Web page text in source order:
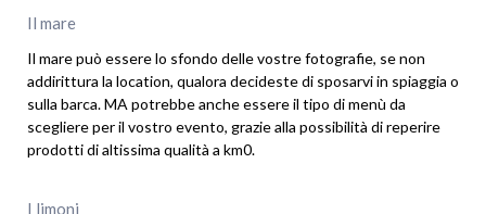
Il mare
Il mare può essere lo sfondo delle vostre fotografie, se non
addirittura la location, qualora decideste di sposarvi in spiaggia o
sulla barca. MA potrebbe anche essere il tipo di menù da
scegliere per il vostro evento, grazie alla possibilità di reperire
prodotti di altissima qualità a km0.
I limoni